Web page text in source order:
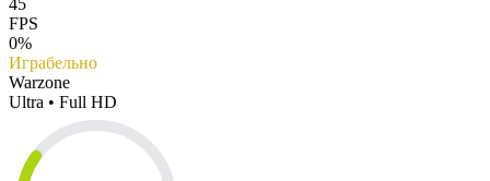
FPS
0%
Играбельно
Warzone
Ultra • Full HD